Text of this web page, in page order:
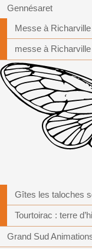
Gennésaret
Messe à Richarville
messe à Richarville
Gîtes les taloches
Tourtoirac : terre
Grand Sud